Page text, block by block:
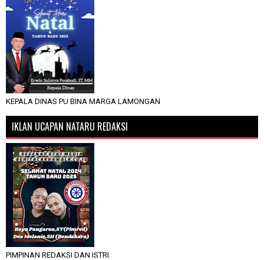
KEPALA DINAS PU BINA MARGA LAMONGAN
IKLAN UCAPAN NATARU REDAKSI
PIMPINAN REDAKSI DAN ISTRI